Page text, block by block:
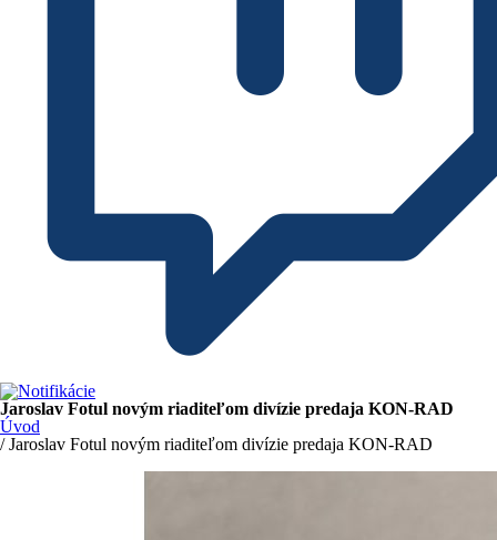
Jaroslav Fotul novým riaditeľom divízie predaja KON-RAD
Úvod
/ Jaroslav Fotul novým riaditeľom divízie predaja KON-RAD